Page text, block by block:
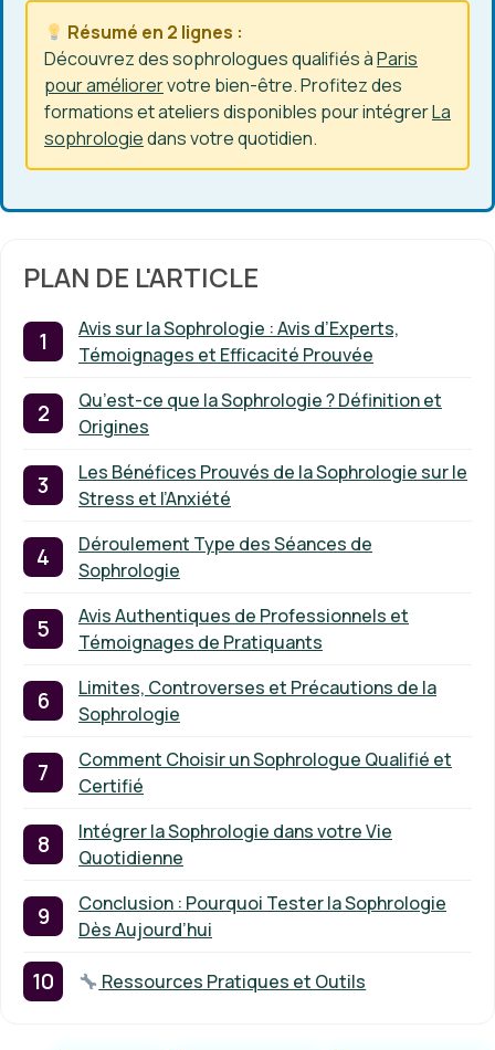
Résumé en 2 lignes :
Découvrez des sophrologues qualifiés àParis
pour améliorervotre bien-être. Profitez des
formations et ateliers disponibles pour intégrerLa
sophrologiedans votre quotidien.
PLAN DE L'ARTICLE
Avis sur la Sophrologie : Avis d’Experts,
Témoignages et Efficacité Prouvée
Qu’est-ce que la Sophrologie ? Définition et
Origines
Les Bénéfices Prouvés de la Sophrologie sur le
Stress et l’Anxiété
Déroulement Type des Séances de
Sophrologie
Avis Authentiques de Professionnels et
Témoignages de Pratiquants
Limites, Controverses et Précautions de la
Sophrologie
Comment Choisir un Sophrologue Qualifié et
Certifié
Intégrer la Sophrologie dans votre Vie
Quotidienne
Conclusion : Pourquoi Tester la Sophrologie
Dès Aujourd’hui
Ressources Pratiques et Outils